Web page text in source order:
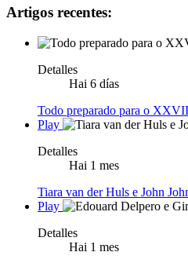
Artigos recentes:
Detalles
Hai 6 días
Todo preparado para o
Play
Detalles
Hai 1 mes
Tiara van der Huls e John
Play
Detalles
Hai 1 mes